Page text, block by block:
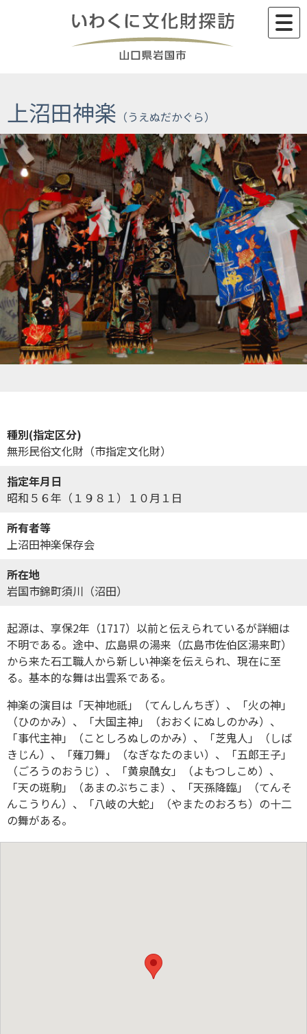
上沼田神楽
種別(指定区分)
無形民俗文化財（市指定文化財）
指定年月日
昭和５６年（１９８１）１０月１日
所有者等
上沼田神楽保存会
所在地
岩国市錦町須川（沼田）
起源は、享保2年（1717）以前と伝えられているが詳細は
不明である。途中、広島県の湯来（広島市佐伯区湯来町）
から来た石工職人から新しい神楽を伝えられ、現在に至
る。基本的な舞は出雲系である。
神楽の演目は「天神地祇」（てんしんちぎ）、「火の神」
（ひのかみ）、「大国主神」（おおくにぬしのかみ）、
「事代主神」（ことしろぬしのかみ）、「芝鬼人」（しば
きじん）、「薙刀舞」（なぎなたのまい）、「五郎王子」
（ごろうのおうじ）、「黄泉醜女」（よもつしこめ）、
「天の斑駒」（あまのぶちこま）、「天孫降臨」（てんそ
んこうりん）、「八岐の大蛇」（やまたのおろち）の十二
の舞がある。